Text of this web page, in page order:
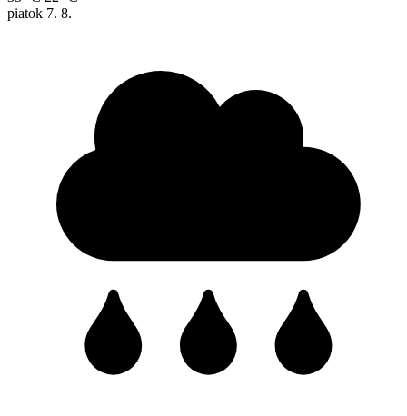
piatok 7. 8.